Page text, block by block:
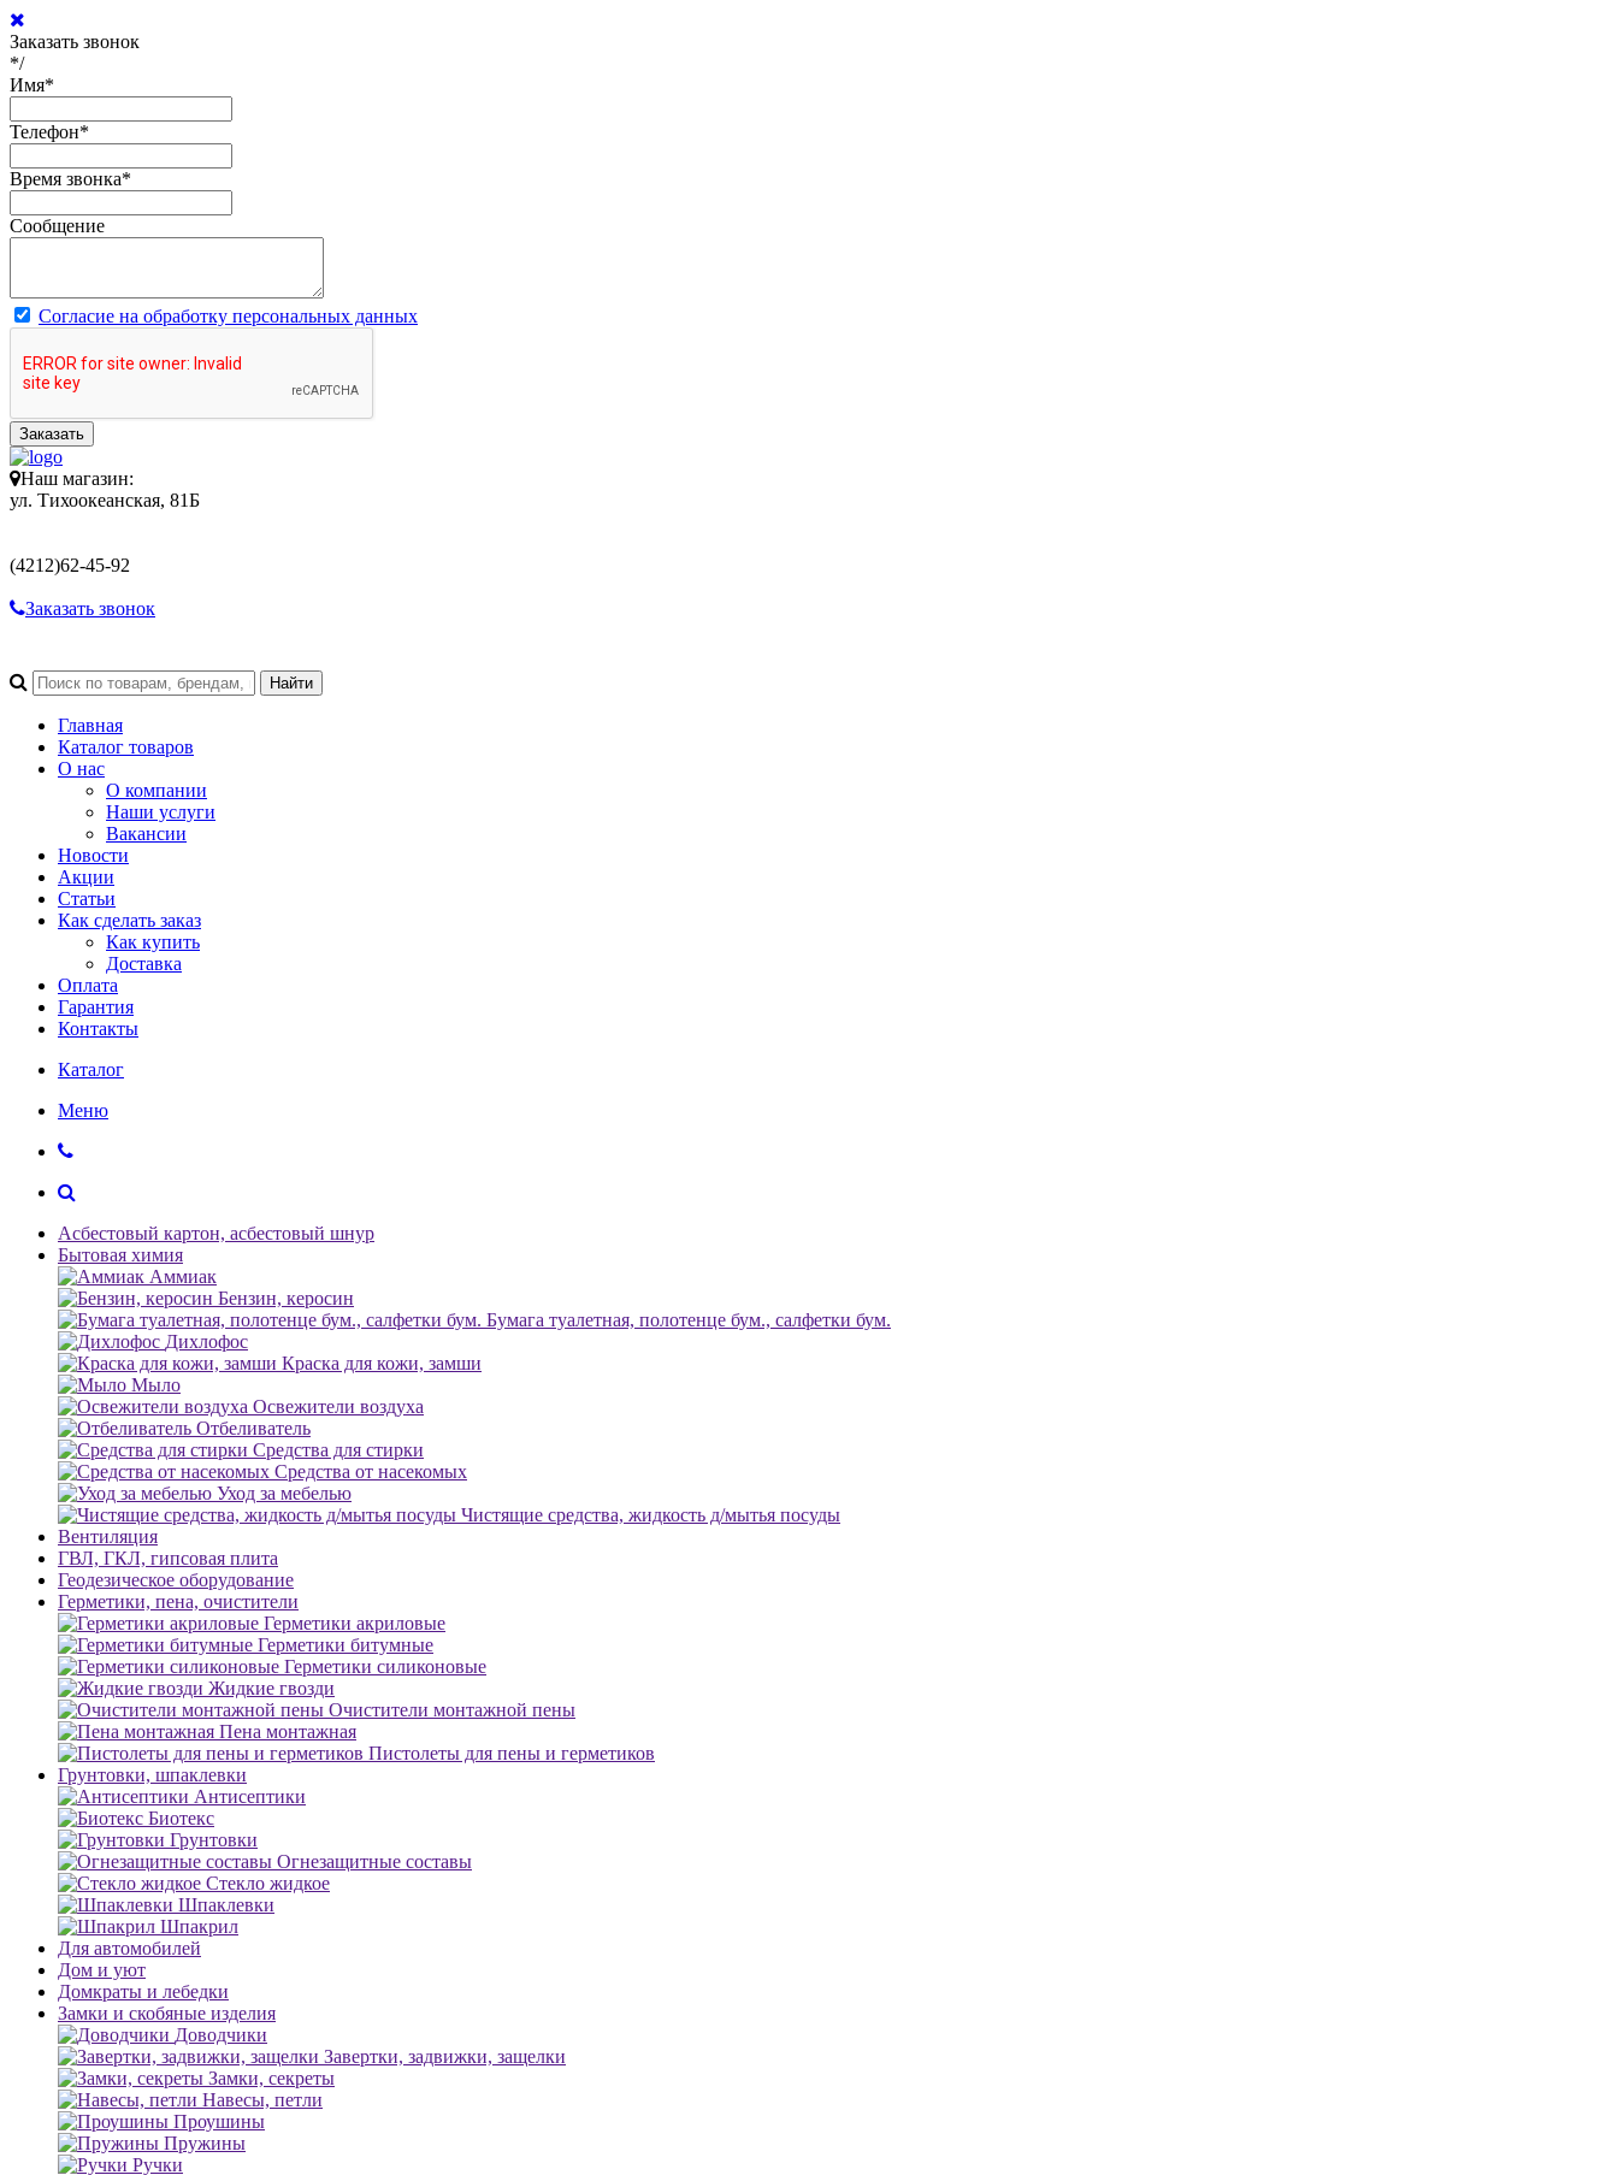
Заказать звонок
*/
Имя*
Телефон*
Время звонка*
Сообщение
Согласие на обработку персональных данных
Заказать
Наш магазин:
ул. Тихоокеанская, 81Б
(4212)62-45-92
Заказать звонок
Главная
Каталог товаров
О нас
О компании
Наши услуги
Вакансии
Новости
Акции
Статьи
Как сделать заказ
Как купить
Доставка
Оплата
Гарантия
Контакты
Каталог
Меню
Асбестовый картон, асбестовый шнур
Бытовая химия
Аммиак
Бензин, керосин
Бумага туалетная, полотенце бум., салфетки бум.
Дихлофос
Краска для кожи, замши
Мыло
Освежители воздуха
Отбеливатель
Средства для стирки
Средства от насекомых
Уход за мебелью
Чистящие средства, жидкость д/мытья посуды
Вентиляция
ГВЛ, ГКЛ, гипсовая плита
Геодезическое оборудование
Герметики, пена, очистители
Герметики акриловые
Герметики битумные
Герметики силиконовые
Жидкие гвозди
Очистители монтажной пены
Пена монтажная
Пистолеты для пены и герметиков
Грунтовки, шпаклевки
Антисептики
Биотекс
Грунтовки
Огнезащитные составы
Стекло жидкое
Шпаклевки
Шпакрил
Для автомобилей
Дом и уют
Домкраты и лебедки
Замки и скобяные изделия
Доводчики
Завертки, задвижки, защелки
Замки, секреты
Навесы, петли
Проушины
Пружины
Ручки